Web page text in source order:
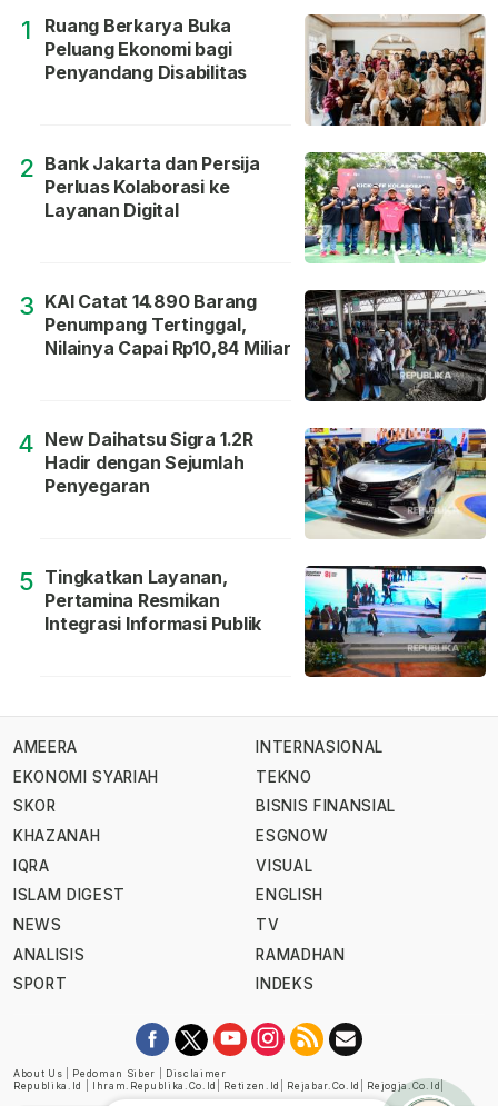
1
Ruang Berkarya Buka
Peluang Ekonomi bagi
Penyandang Disabilitas
2 Bank Jakarta dan Persija
Perluas Kolaborasi ke
Layanan Digital
3 KAI Catat 14.890 Barang
Penumpang Tertinggal,
Nilainya Capai Rp10,84 Miliar
4 New Daihatsu Sigra 1.2R
Hadir dengan Sejumlah
Penyegaran
5 Tingkatkan Layanan,
Pertamina Resmikan
Integrasi Informasi Publik
AMEERA
EKONOMI SYARIAH
SKOR
KHAZANAH
IQRA
ISLAM DIGEST
NEWS
ANALISIS
SPORT
INTERNASIONAL
TEKNO
BISNIS FINANSIAL
ESGNOW
VISUAL
ENGLISH
TV
RAMADHAN
INDEKS
About Us Pedoman Siber
Disclaimer
Republika.id
Ihram.republika.co.id Retizen.id Rejabar.co.id Rejogja.co.id